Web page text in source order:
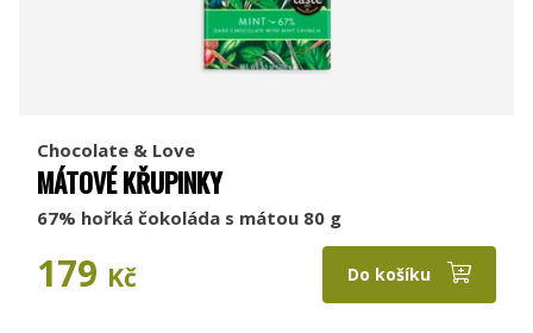
Chocolate & Love
MÁTOVÉ KŘUPINKY
67% hořká čokoláda s mátou 80 g
179 Kč Do košíku